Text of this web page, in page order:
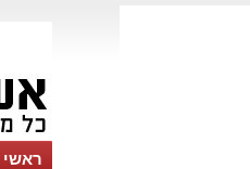
ראשי